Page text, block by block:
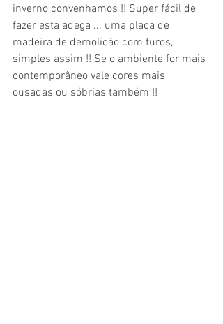
inverno convenhamos !! Super fácil de
fazer esta adega ... uma placa de
madeira de demolição com furos,
simples assim !! Se o ambiente for mais
contemporâneo vale cores mais
ousadas ou sóbrias também !!